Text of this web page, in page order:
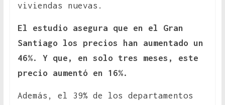
viviendas nuevas.
El estudio asegura que en el Gran
Santiago los precios han aumentado un
46%. Y que, en solo tres meses, este
precio aumentó en 16%.
Además, el 39% de los departamentos